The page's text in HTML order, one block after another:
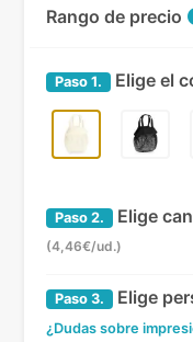
Rango de precio
Paso 1. Elige el
Paso 2. Elige
(4,46€/ud.)
Paso 3. Elige
¿Dudas sobre